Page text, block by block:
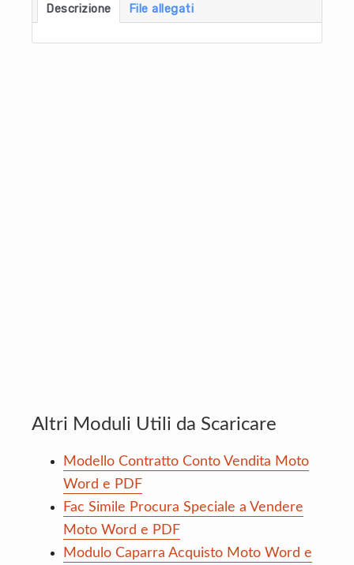
Descrizione File allegati
Altri Moduli Utili da Scaricare
Modello Contratto Conto Vendita Moto
Word e PDF
Fac Simile Procura Speciale a Vendere
Moto Word e PDF
Modulo Caparra Acquisto Moto Word e